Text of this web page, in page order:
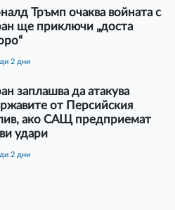
Тръмп очаква войната с
ще приключи „доста
2 дни
заплашва да атакува
от Персийския
ако САЩ предприемат
удари
2 дни